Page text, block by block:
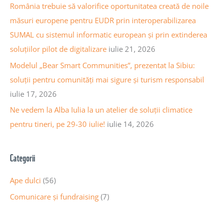
România trebuie să valorifice oportunitatea creată de noile
măsuri europene pentru EUDR prin interoperabilizarea
SUMAL cu sistemul informatic european și prin extinderea
soluțiilor pilot de digitalizare iulie 21, 2026
Modelul „Bear Smart Communities”, prezentat la Sibiu:
soluții pentru comunități mai sigure și turism responsabil
iulie 17, 2026
Ne vedem la Alba Iulia la un atelier de soluții climatice
pentru tineri, pe 29-30 iulie! iulie 14, 2026
Categorii
Ape dulci (56)
Comunicare și fundraising (7)
c
o
l
e